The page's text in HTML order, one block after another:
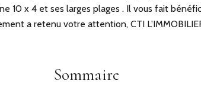
10 x 4 et ses larges plages . Il vous fait
a retenu votre attention, CTI
Sommaire